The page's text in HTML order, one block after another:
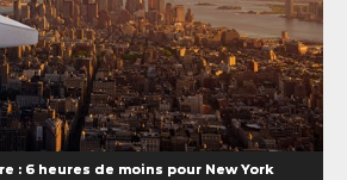
: 6 heures de moins pour New York